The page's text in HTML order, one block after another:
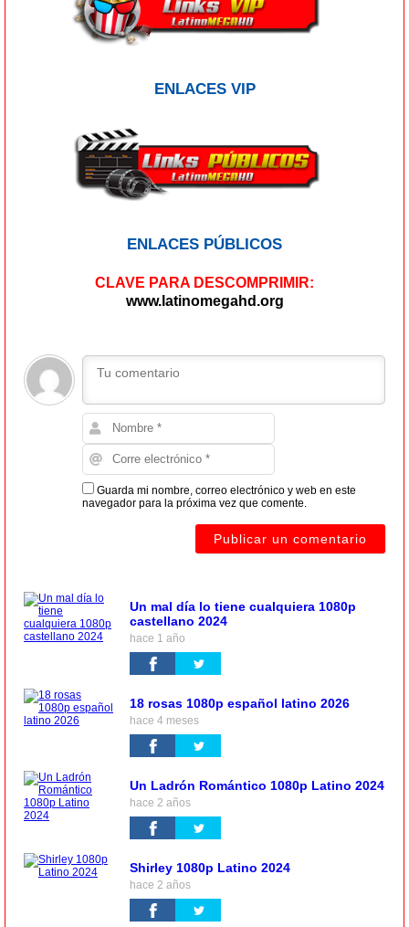
ENLACES VIP
ENLACES PÚBLICOS
CLAVE PARA DESCOMPRIMIR:
www.latinomegahd.org
Guarda mi nombre, correo electrónico y web en este
navegador para la próxima vez que comente.
Un mal día lo tiene cualquiera 1080p
castellano 2024
hace 1 año
18 rosas 1080p español latino 2026
hace 4 meses
Un Ladrón Romántico 1080p Latino 2024
hace 2 años
Shirley 1080p Latino 2024
hace 2 años